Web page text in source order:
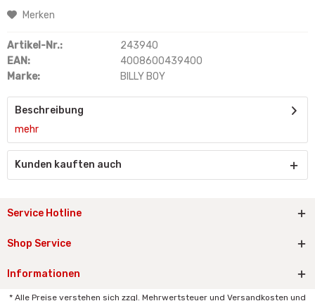
Merken
Artikel-Nr.:
243940
EAN:
4008600439400
Marke:
BILLY BOY
Beschreibung
mehr
Kunden kauften auch
Service Hotline
Shop Service
Informationen
* Alle Preise verstehen sich zzgl. Mehrwertsteuer und Versandkosten und